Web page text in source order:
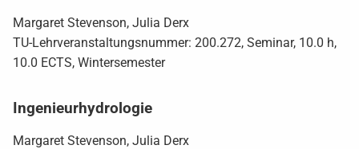
Margaret Stevenson, Julia Derx
TU-Lehrveranstaltungsnummer: 200.272, Seminar, 10.0 h,
10.0 ECTS, Wintersemester
Ingenieurhydrologie
Margaret Stevenson, Julia Derx